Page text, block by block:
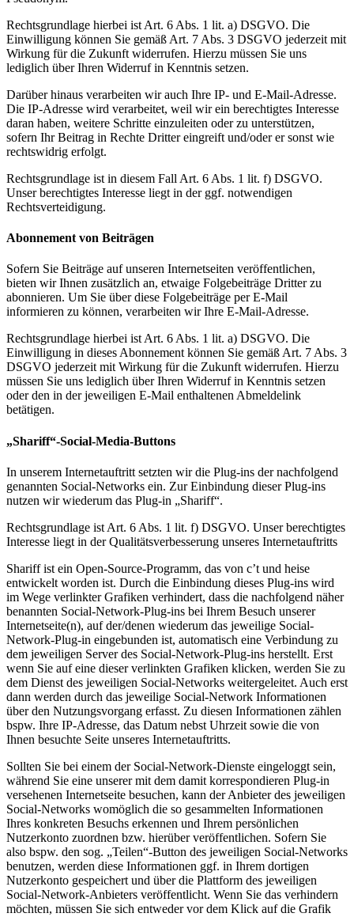
Rechtsgrundlage hierbei ist Art. 6 Abs. 1 lit. a) DSGVO. Die
Einwilligung können Sie gemäß Art. 7 Abs. 3 DSGVO jederzeit mit
Wirkung für die Zukunft widerrufen. Hierzu müssen Sie uns
lediglich über Ihren Widerruf in Kenntnis setzen.
Darüber hinaus verarbeiten wir auch Ihre IP- und E-Mail-Adresse.
Die IP-Adresse wird verarbeitet, weil wir ein berechtigtes Interesse
daran haben, weitere Schritte einzuleiten oder zu unterstützen,
sofern Ihr Beitrag in Rechte Dritter eingreift und/oder er sonst wie
rechtswidrig erfolgt.
Rechtsgrundlage ist in diesem Fall Art. 6 Abs. 1 lit. f) DSGVO.
Unser berechtigtes Interesse liegt in der ggf. notwendigen
Rechtsverteidigung.
Abonnement von Beiträgen
Sofern Sie Beiträge auf unseren Internetseiten veröffentlichen,
bieten wir Ihnen zusätzlich an, etwaige Folgebeiträge Dritter zu
abonnieren. Um Sie über diese Folgebeiträge per E-Mail
informieren zu können, verarbeiten wir Ihre E-Mail-Adresse.
Rechtsgrundlage hierbei ist Art. 6 Abs. 1 lit. a) DSGVO. Die
Einwilligung in dieses Abonnement können Sie gemäß Art. 7 Abs. 3
DSGVO jederzeit mit Wirkung für die Zukunft widerrufen. Hierzu
müssen Sie uns lediglich über Ihren Widerruf in Kenntnis setzen
oder den in der jeweiligen E-Mail enthaltenen Abmeldelink
betätigen.
„Shariff“-Social-Media-Buttons
In unserem Internetauftritt setzten wir die Plug-ins der nachfolgend
genannten Social-Networks ein. Zur Einbindung dieser Plug-ins
nutzen wir wiederum das Plug-in „Shariff“.
Rechtsgrundlage ist Art. 6 Abs. 1 lit. f) DSGVO. Unser berechtigtes
Interesse liegt in der Qualitätsverbesserung unseres Internetauftritts
Shariff ist ein Open-Source-Programm, das von c’t und heise
entwickelt worden ist. Durch die Einbindung dieses Plug-ins wird
im Wege verlinkter Grafiken verhindert, dass die nachfolgend näher
benannten Social-Network-Plug-ins bei Ihrem Besuch unserer
Internetseite(n), auf der/denen wiederum das jeweilige Social-
Network-Plug-in eingebunden ist, automatisch eine Verbindung zu
dem jeweiligen Server des Social-Network-Plug-ins herstellt. Erst
wenn Sie auf eine dieser verlinkten Grafiken klicken, werden Sie zu
dem Dienst des jeweiligen Social-Networks weitergeleitet. Auch erst
dann werden durch das jeweilige Social-Network Informationen
über den Nutzungsvorgang erfasst. Zu diesen Informationen zählen
bspw. Ihre IP-Adresse, das Datum nebst Uhrzeit sowie die von
Ihnen besuchte Seite unseres Internetauftritts.
Sollten Sie bei einem der Social-Network-Dienste eingeloggt sein,
während Sie eine unserer mit dem damit korrespondieren Plug-in
versehenen Internetseite besuchen, kann der Anbieter des jeweiligen
Social-Networks womöglich die so gesammelten Informationen
Ihres konkreten Besuchs erkennen und Ihrem persönlichen
Nutzerkonto zuordnen bzw. hierüber veröffentlichen. Sofern Sie
also bspw. den sog. „Teilen“-Button des jeweiligen Social-Networks
benutzen, werden diese Informationen ggf. in Ihrem dortigen
Nutzerkonto gespeichert und über die Plattform des jeweiligen
Social-Network-Anbieters veröffentlicht. Wenn Sie das verhindern
möchten, müssen Sie sich entweder vor dem Klick auf die Grafik